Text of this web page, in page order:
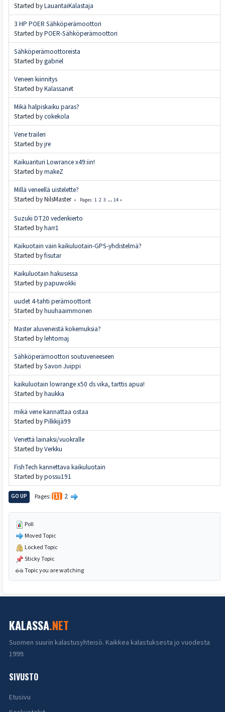
Started byLauantaiKalastaja
3 HP POER Sähköperämoottori
Started byPOER-Sähköperämoottori
Sähköperämoottoreista
Started bygabriel
Veneen kiinnitys
Started byKalassanet
Mikä halpiskaiku paras?
Started bycokekola
Vene traileri
Started byjre
Kaikuanturi Lowrance x49:iin!
Started bymakeZ
Millä veneellä uistelette?
Started by NilsMaster
Pages 1 2 3 ... 14
Suzuki DT20 vedenkierto
Started byharr1
Kaikuotain vain kaikuluotain-GPS-yhdistelmä?
Started byfisutar
Kaikuluotain hakusessa
Started bypapuwokki
uudet 4-tahti perämoottorit
Started byhuuhaaimmonen
Master aluveneistä kokemuksia?
Started bylehtomaj
Sähköperämoottori soutuveneeseen
Started bySavon Juippi
kaikuluotain lowrange x50 ds vika, tarttis apua!
Started byhaukka
mikä vene kannattaa ostaa
Started byPilkkijä99
Venettä lainaksi/vuokralle
Started byVerkku
FishTech kannettava kaikuluotain
Started bypossu191
GO UP Pages 1 2
Poll
Moved Topic
Locked Topic
Sticky Topic
Topic you are watching
KALASSA.NET
Suomen suurin kalastusyhteisö. Kaikkea kalastuksesta jo vuodesta
1999.
SIVUSTO
Etusivu